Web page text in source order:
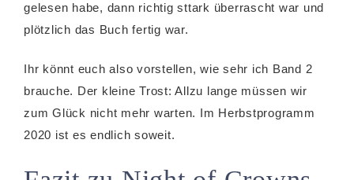
gelesen habe, dann richtig sttark überrascht war und
plötzlich das Buch fertig war.
Ihr könnt euch also vorstellen, wie sehr ich Band 2
brauche. Der kleine Trost: Allzu lange müssen wir
zum Glück nicht mehr warten. Im Herbstprogramm
2020 ist es endlich soweit.